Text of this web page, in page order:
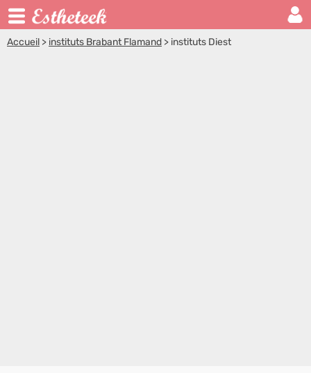
Accueil > instituts Brabant Flamand > instituts Diest